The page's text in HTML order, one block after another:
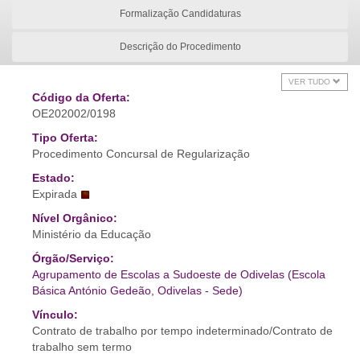
Formalização Candidaturas
Descrição do Procedimento
VER TUDO
Código da Oferta:
OE202002/0198
Tipo Oferta:
Procedimento Concursal de Regularização
Estado:
Expirada
Nível Orgânico:
Ministério da Educação
Órgão/Serviço:
Agrupamento de Escolas a Sudoeste de Odivelas (Escola
Básica António Gedeão, Odivelas - Sede)
Vínculo:
Contrato de trabalho por tempo indeterminado/Contrato de
trabalho sem termo